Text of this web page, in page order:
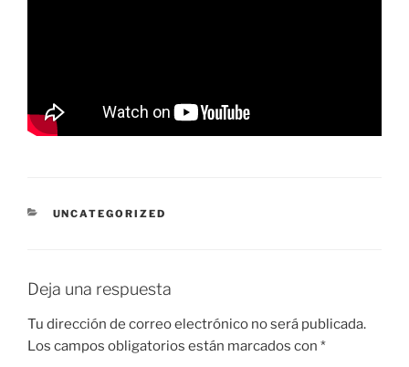
CATEGORÍAS
UNCATEGORIZED
Deja una respuesta
Tu dirección de correo electrónico no será publicada.
Los campos obligatorios están marcados con *